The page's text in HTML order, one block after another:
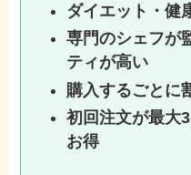
ダイエット・健
専門のシェフが
ティが高い
購入するごとに
初回注文が最大
お得